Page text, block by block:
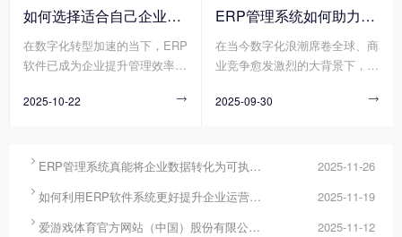
化工具将分散数据转化为可执行
的决策方案。其中，ERP管理系
统作为企业资源整合的核心平
台，正通过其强大的数据整合、
这一难题的关键工具。
求模糊导致方向偏差、流程冗余
造成资源浪费、技术壁垒阻碍实
施进度，这些问题使得配置周期
不断延长、成本持续超支，严重
如何选择适合自己企业的ERP软件?
在数字化转型加速的当下，ERP
软件已成为企业提升管理效率、
市场上的ERP软件在功能架构、
型方法，易陷入“功能冗余导致
改造”的困境。那么您知道如何
选择适合自己企业的ERP软件
2025-10-22 
ERP管理系统如何助力企业实现高效管理?
在当今数字化浪潮席卷全球、商
业竞争愈发激烈的大背景下，企
遇。高效管理成为企业在这场时
源整合与流程优化能力，逐渐成
续发展的核心支撑。
2025-09-30 
 ERP管理系统真能将企业数据转化为可执行决策吗? 2025-11-26
 如何利用ERP软件系统更好提升企业运营效率? 2025-11-19
 爱游戏体育官方网站（中国）股份有限公司 分为哪几种类型? 2025-11-12